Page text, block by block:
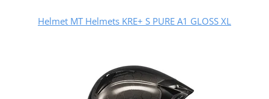
Helmet MT Helmets KRE+ S PURE A1 GLOSS XL